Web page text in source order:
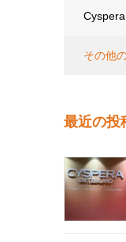
その他
最近の投